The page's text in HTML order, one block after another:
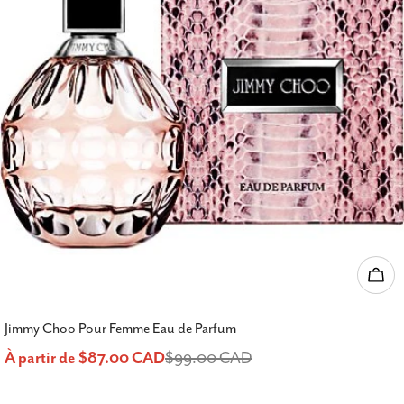
Jimmy Choo Pour Femme Eau de Parfum
Prix
À partir de $87.00 CAD
Prix
$99.00 CAD